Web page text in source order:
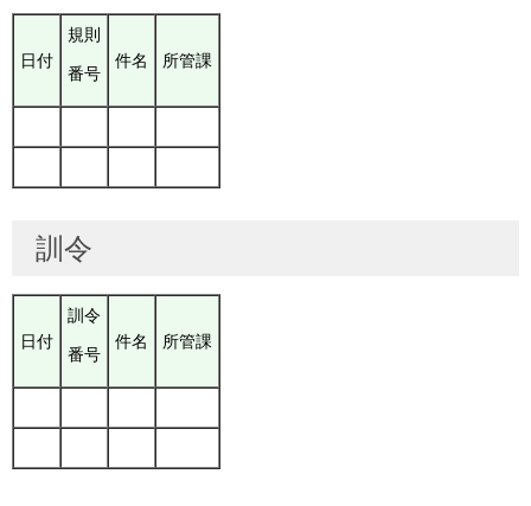
日付
規則
番号
件名 所管課
訓令
日付
訓令
番号
件名 所管課